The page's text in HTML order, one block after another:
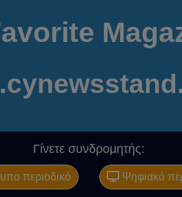
Γίνετε συνδρομητής:
περιοδικό Ψηφιακό